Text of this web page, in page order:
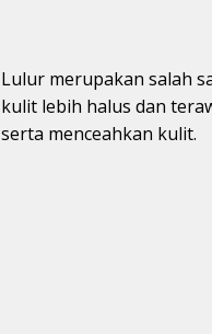
Lulur merupakan salah
kulit lebih halus dan
serta menceahkan kulit.